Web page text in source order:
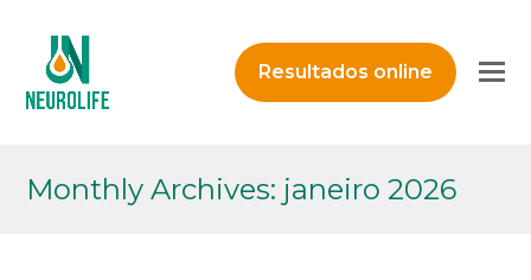
Resultados online
Monthly Archives: janeiro 2026